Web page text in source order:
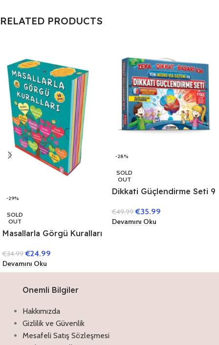
RELATED PRODUCTS
-29%
SOLD
OUT
Masallarla Görgü Kuralları
€34.99 €24.99
Devamını Oku
-28%
SOLD
OUT
Dikkati Güçlendirme Seti 9
€49.99 €35.99
Devamını Oku
Onemli Bilgiler
Hakkımızda
Gizlilik ve Güvenlik
Mesafeli Satış Sözleşmesi